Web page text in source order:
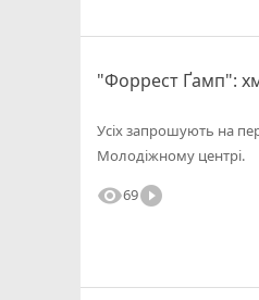
"Форрест Ґамп":
Усіх запрошують на
Молодіжному центрі.
visibility69play_circle_filled